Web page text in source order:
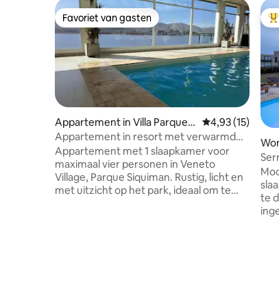
Favoriet van gasten
Favoriet van gasten
Appartement in Villa Parque S
íquiman
Gemiddelde
4,93 (15)
Appartement in resort met verwarmd
zwembad
Appartement met 1 slaapkamer voor
maximaal vier personen in Veneto
Village, Parque Siquiman. Rustig, licht en
met uitzicht op het park, ideaal om te
en
te